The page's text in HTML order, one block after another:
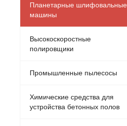
Планетарные шлифовальные
машины
Высокоскоростные
полировщики
Промышленные пылесосы
Химические средства для
устройства бетонных полов